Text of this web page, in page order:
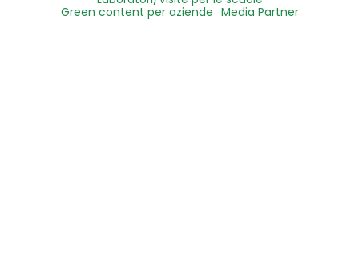
Green content per aziende Media Partner